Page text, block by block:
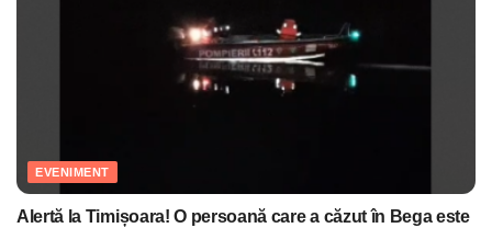
EVENIMENT
Alertă la Timișoara! O persoană care a căzut în Bega este